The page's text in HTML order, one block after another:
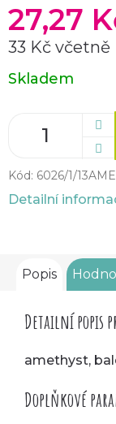
27,27
33 Kč včetně
Měrná
cena:
Skladem
Kód: 6026/1/
Detailní
Popis
Detailní popis
amethyst,
Doplňkové